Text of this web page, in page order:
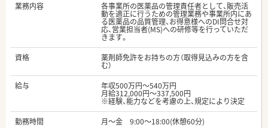
業務内容
各事業所の医薬品の管理責任者として、販売活
動を適正に行うための管理業務や事業所内にあ
る医薬品の品質管理、お得意様へのDI問合せ対
応、営業担当者(MS)への研修等を行っていただ
きます。
資格
薬剤師免許をお持ちの方（取得見込みの方を含
む）
給与
年収500万円～540万円
月給312,000円～337,500円
※経験、能力などを考慮の上、規定により決定
勤務時間
月～金 9:00～18:00(休憩60分)